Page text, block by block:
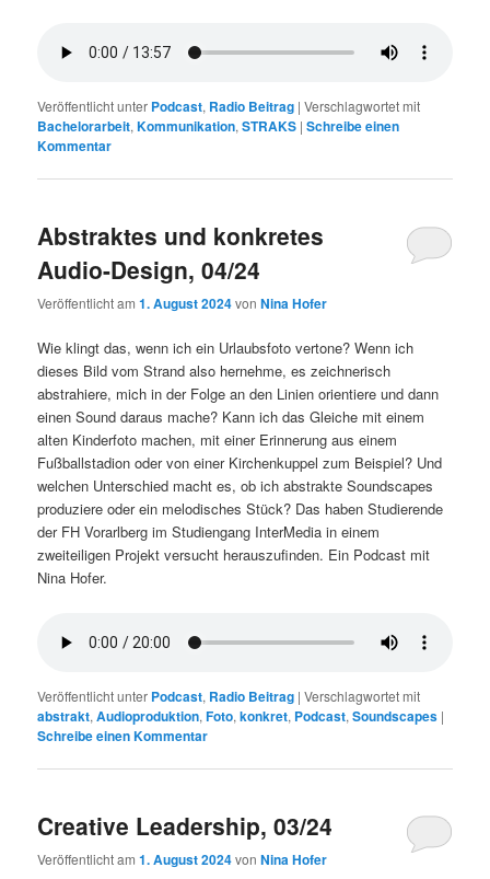
Veröffentlicht unter Podcast, Radio Beitrag |Verschlagwortet mit
Bachelorarbeit,Kommunikation,STRAKS |Schreibe einen
Kommentar
Abstraktes und konkretes
Audio-Design, 04/24
Veröffentlicht am1. August 2024vonNina Hofer
Wie klingt das, wenn ich ein Urlaubsfoto vertone? Wenn ich
dieses Bild vom Strand also hernehme, es zeichnerisch
abstrahiere, mich in der Folge an den Linien orientiere und dann
einen Sound daraus mache? Kann ich das Gleiche mit einem
alten Kinderfoto machen, mit einer Erinnerung aus einem
Fußballstadion oder von einer Kirchenkuppel zum Beispiel? Und
welchen Unterschied macht es, ob ich abstrakte Soundscapes
produziere oder ein melodisches Stück? Das haben Studierende
der FH Vorarlberg im Studiengang InterMedia in einem
zweiteiligen Projekt versucht herauszufinden. Ein Podcast mit
Nina Hofer.
Veröffentlicht unter Podcast, Radio Beitrag |Verschlagwortet mit
abstrakt,Audioproduktion,Foto,konkret, Podcast,Soundscapes |
Schreibe einen Kommentar
Creative Leadership, 03/24
Veröffentlicht am1. August 2024vonNina Hofer